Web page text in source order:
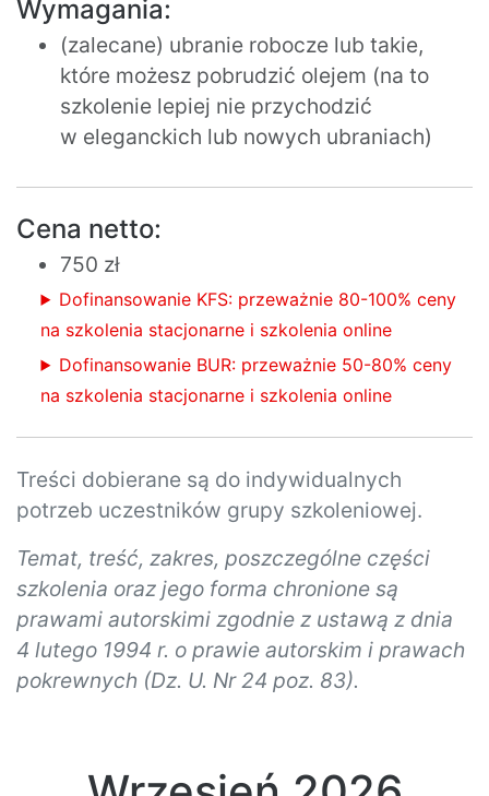
Wymagania:
(zalecane) ubranie robocze lub takie,
które możesz pobrudzić olejem (na to
szkolenie lepiej nie przychodzić
w eleganckich lub nowych ubraniach)
Cena netto:
750 zł
Dofinansowanie KFS: przeważnie 80-100% ceny
na szkolenia stacjonarne i szkolenia online
Dofinansowanie BUR: przeważnie 50-80% ceny
na szkolenia stacjonarne i szkolenia online
Treści dobierane są do indywidualnych
potrzeb uczestników grupy szkoleniowej.
Temat, treść, zakres, poszczególne części
szkolenia oraz jego forma chronione są
prawami autorskimi zgodnie z ustawą z dnia
4 lutego 1994 r. o prawie autorskim i prawach
pokrewnych (Dz. U. Nr 24 poz. 83).